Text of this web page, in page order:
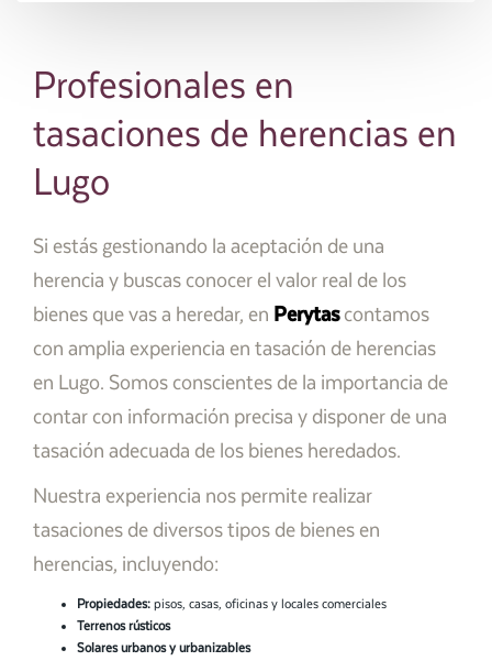
Profesionales en
tasaciones de herencias en
Lugo
Si estás gestionando la aceptación de una
herencia y buscas conocer el valor real de los
bienes que vas a heredar, en Perytascontamos
con amplia experiencia en tasación de herencias
en Lugo. Somos conscientes de la importancia de
contar con información precisa y disponer de una
tasación adecuada de los bienes heredados.
Nuestra experiencia nos permite realizar
tasaciones de diversos tipos de bienes en
herencias, incluyendo:
Propiedades: pisos, casas, oficinas y locales comerciales
Terrenos rústicos
Solares urbanos y urbanizables